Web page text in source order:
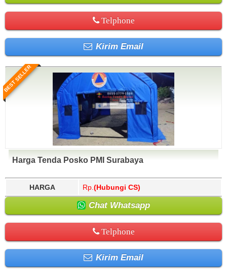
Telphone
Kirim Email
BEST SELLER
Harga Tenda Posko PMI Surabaya
HARGA Rp. (Hubungi CS)
Chat Whatsapp
Telphone
Kirim Email